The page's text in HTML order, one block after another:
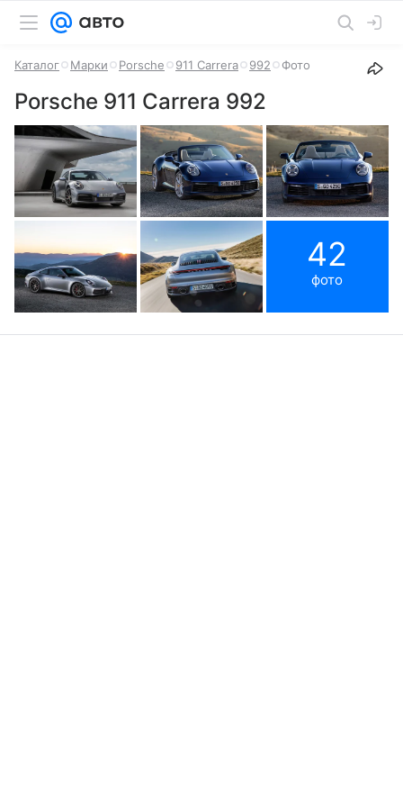
Каталог Марки Porsche 911 Carrera 992 Фото
Porsche 911 Carrera 992
42
фото